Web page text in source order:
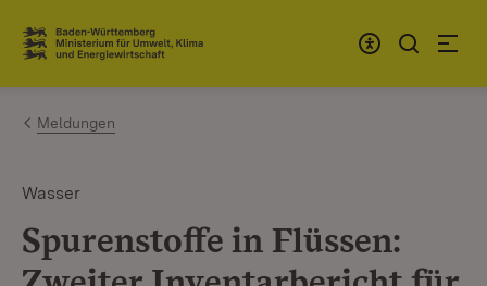
Zum Inhalt springen
Link zur Startseite
Meldungen
Wasser
Spurenstoffe in Flüssen: